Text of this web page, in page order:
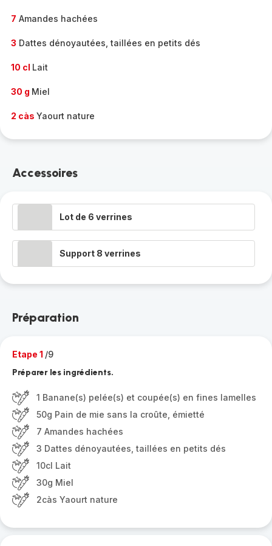
7 Amandes hachées
3 Dattes dénoyautées, taillées en petits dés
10 cl Lait
30 g Miel
2 càs Yaourt nature
Accessoires
Lot de 6 verrines
Support 8 verrines
Préparation
Etape 1 /9
Préparer les ingrédients.
1 Banane(s) pelée(s) et coupée(s) en fines lamelles
50g Pain de mie sans la croûte, émietté
7 Amandes hachées
3 Dattes dénoyautées, taillées en petits dés
10cl Lait
30g Miel
2càs Yaourt nature